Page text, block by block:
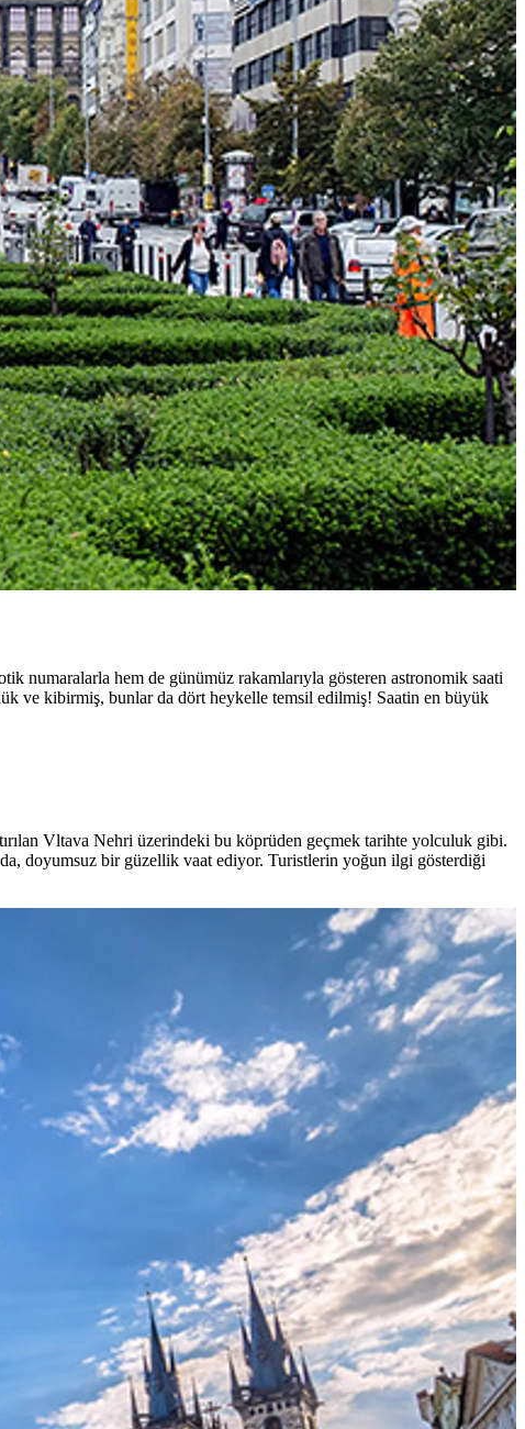
numaralarla hem de günümüz rakamlarıyla gösteren astronomik saati
ve kibirmiş, bunlar da dört heykelle temsil edilmiş! Saatin en büyük
Vltava Nehri üzerindeki bu köprüden geçmek tarihte yolculuk gibi.
doyumsuz bir güzellik vaat ediyor. Turistlerin yoğun ilgi gösterdiği